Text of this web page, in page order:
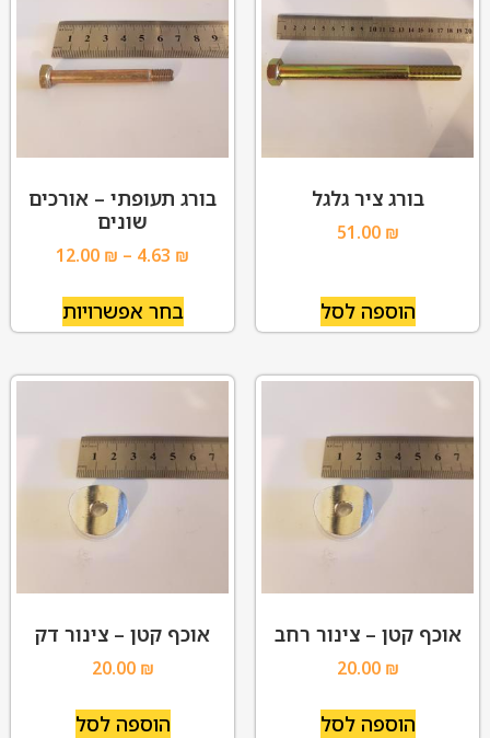
בורג ציר גלגל
51.00 ₪
הוספה לסל
בורג תעופתי – אורכים
שונים
4.63 ₪
–
12.00 ₪
בחר אפשרויות
אוכף קטן – צינור רחב
20.00 ₪
הוספה לסל
אוכף קטן – צינור דק
20.00 ₪
הוספה לסל